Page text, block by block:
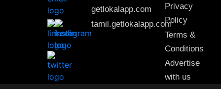
getlokalapp.com
tamil.getlokalapp.com
Privacy
Policy
Terms &
Conditions
Advertise
with us